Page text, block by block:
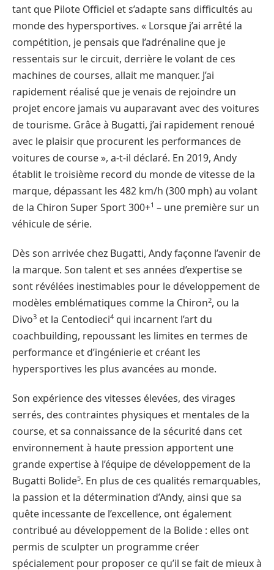
tant que Pilote Officiel et s’adapte sans difficultés au
monde des hypersportives. « Lorsque j’ai arrêté la
compétition, je pensais que l’adrénaline que je
ressentais sur le circuit, derrière le volant de ces
machines de courses, allait me manquer. J’ai
rapidement réalisé que je venais de rejoindre un
projet encore jamais vu auparavant avec des voitures
de tourisme. Grâce à Bugatti, j’ai rapidement renoué
avec le plaisir que procurent les performances de
voitures de course », a-t-il déclaré. En 2019, Andy
établit le troisième record du monde de vitesse de la
marque, dépassant les 482 km/h (300 mph) au volant
de la Chiron Super Sport 300+1 – une première sur un
véhicule de série.
Dès son arrivée chez Bugatti, Andy façonne l’avenir de
la marque. Son talent et ses années d’expertise se
sont révélées inestimables pour le développement de
modèles emblématiques comme la Chiron2, ou la
Divo3 et la Centodieci4qui incarnent l’art du
coachbuilding, repoussant les limites en termes de
performance et d’ingénierie et créant les
hypersportives les plus avancées au monde.
Son expérience des vitesses élevées, des virages
serrés, des contraintes physiques et mentales de la
course, et sa connaissance de la sécurité dans cet
environnement à haute pression apportent une
grande expertise à l’équipe de développement de la
Bugatti Bolide5. En plus de ces qualités remarquables,
la passion et la détermination d’Andy, ainsi que sa
quête incessante de l’excellence, ont également
contribué au développement de la Bolide : elles ont
permis de sculpter un programme créer
spécialement pour proposer ce qu’il se fait de mieux à